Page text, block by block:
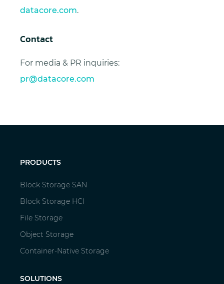
datacore.com.
Contact
For media & PR inquiries:
pr@datacore.com
PRODUCTS
Block Storage SAN
Block Storage HCI
File Storage
Object Storage
Container-Native Storage
SOLUTIONS